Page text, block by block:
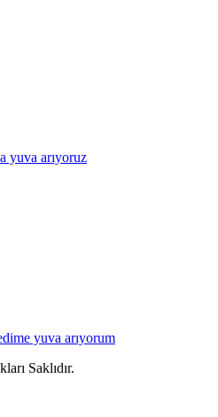
yuva arıyoruz
yuva arıyorum
Saklıdır.